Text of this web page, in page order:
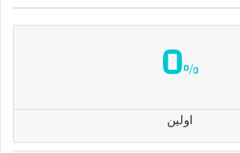
0%
اولین